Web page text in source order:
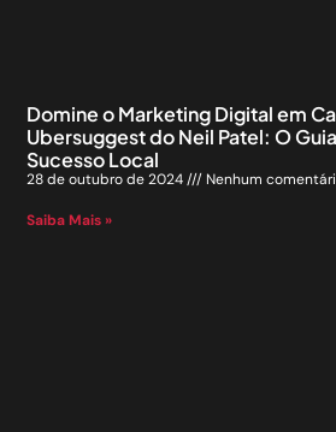
Domine o Marketing Digital em
Ubersuggest do Neil Patel: O
Sucesso Local
28 de outubro de 2024 Nenhum
Saiba Mais »